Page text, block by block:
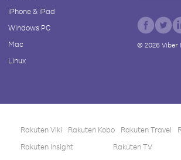
iPhone & iPad
Windows PC
Mac
Linux
© 2026Viber
Rakuten Viki Rakuten Kobo Rakuten Travel
Rakuten Insight
Rakuten TV